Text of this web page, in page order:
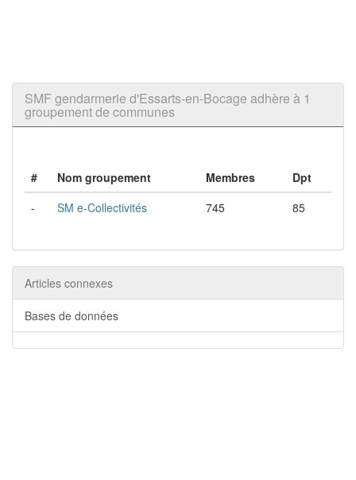
SMF gendarmerie d'Essarts-en-Bocage adhère à 1
groupement de communes
# Nom groupement Membres
Dpt
-
SM e-Collectivités 745 85
Articles connexes
Bases de données